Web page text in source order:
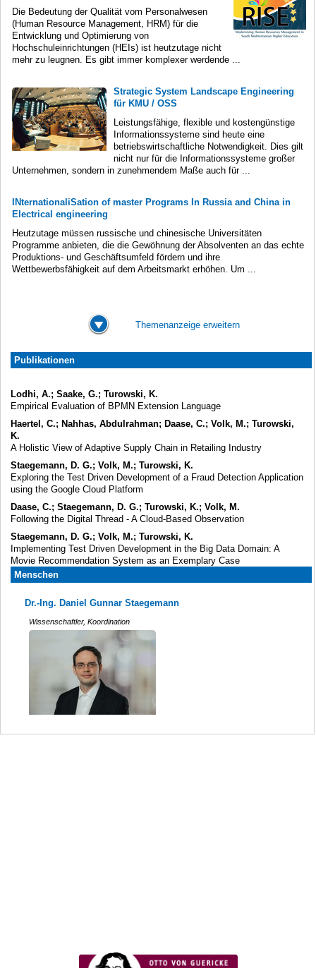
Die Bedeutung der Qualität vom Personalwesen
(Human Resource Management, HRM) für die
Entwicklung und Optimierung von
Hochschuleinrichtungen (HEIs) ist heutzutage nicht
mehr zu leugnen. Es gibt immer komplexer werdende ...
Strategic System Landscape Engineering
für KMU / OSS
Leistungsfähige, flexible und kostengünstige
Informationssysteme sind heute eine
betriebswirtschaftliche Notwendigkeit. Dies gilt
nicht nur für die Informationssysteme großer
Unternehmen, sondern in zunehmendem Maße auch für ...
INternationaliSation of master Programs In Russia and China in
Electrical engineering
Heutzutage müssen russische und chinesische Universitäten
Programme anbieten, die die Gewöhnung der Absolventen an das echte
Produktions- und Geschäftsumfeld fördern und ihre
Wettbewerbsfähigkeit auf dem Arbeitsmarkt erhöhen. Um ...
Themenanzeige erweitern
Publikationen
Lodhi, A.; Saake, G.; Turowski, K.
Empirical Evaluation of BPMN Extension Language
Haertel, C.; Nahhas, Abdulrahman; Daase, C.; Volk, M.; Turowski,
K.
A Holistic View of Adaptive Supply Chain in Retailing Industry
Staegemann, D. G.; Volk, M.; Turowski, K.
Exploring the Test Driven Development of a Fraud Detection Application
using the Google Cloud Platform
Daase, C.; Staegemann, D. G.; Turowski, K.; Volk, M.
Following the Digital Thread - A Cloud-Based Observation
Staegemann, D. G.; Volk, M.; Turowski, K.
Implementing Test Driven Development in the Big Data Domain: A
Movie Recommendation System as an Exemplary Case
Menschen
Dr.-Ing. Daniel Gunnar Staegemann
Wissenschaftler, Koordination